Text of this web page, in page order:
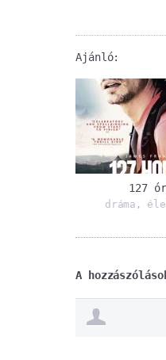
Ajánló:
127
dráma ,
A